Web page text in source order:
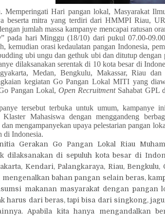
Memperingati Hari pangan lokal, Masyarakat
besertamitra yang terdiri dari HMMPI Riau,
jumlah massa kampanye mencapai ratusan
” pada hari Minggu (18/10) dari pukul 07.00-
kemudian orasi kedaulatan pangan Indonesia,
ubi ungu dan gethuk ubi dan ditutup dengan
dilaksanakan serentak di 10 kota besar di
Medan, Bengkulu, Makassar, Riau
kegiatan Go Pangan Lokal MITI yang
Pangan Lokal,Open RecruitmentSahabat GPL
tersebut terbuka untuk umum, kampanye
Mahasiswa dengan menggandeng
mengampanyekan upaya pelestarian pangan
di Indonesia.
Gerakan Go Pangan Lokal Riau
dilaksanakan di sepuluh kota besar di
Kendari, Palangkaraya, Riau,
bahan pangan selain beras,
makanan masyarakat dengan pangan
harus dari beras, tapi bisa dari singkong,
Apabila kita hanya mengandalkan